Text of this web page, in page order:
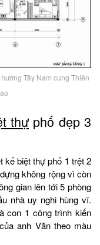
Tây Nam cung Thiên
thự phố đẹp 3
kế biệt thự phố 1 trệt 2
không rộng vì còn
gian lên tới 5 phòng
nhà uy nghi hùng vĩ.
con 1 công trình kiến
anh Văn theo màu